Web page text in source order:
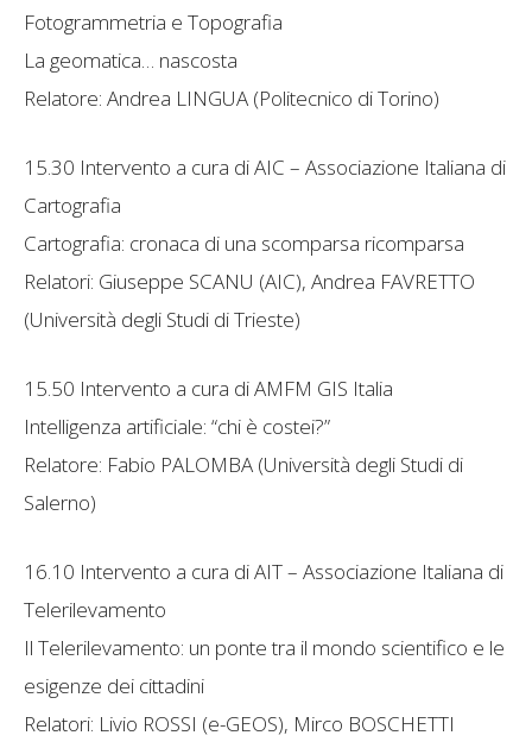
Fotogrammetria e Topografia
La geomatica… nascosta
Relatore: Andrea LINGUA (Politecnico di Torino)
15.30 Intervento a cura di AIC – Associazione Italiana di
Cartografia
Cartografia: cronaca di una scomparsa ricomparsa
Relatori: Giuseppe SCANU (AIC), Andrea FAVRETTO
(Università degli Studi di Trieste)
15.50 Intervento a cura di AMFM GIS Italia
Intelligenza artificiale: “chi è costei?”
Relatore: Fabio PALOMBA (Università degli Studi di
Salerno)
16.10 Intervento a cura di AIT – Associazione Italiana di
Telerilevamento
Il Telerilevamento: un ponte tra il mondo scientifico e le
esigenze dei cittadini
Relatori: Livio ROSSI (e-GEOS), Mirco BOSCHETTI